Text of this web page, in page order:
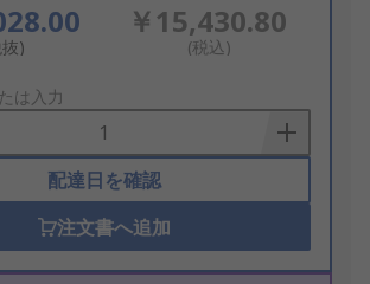
)
￥15,430.80
(税込)
は入力
配達日を確認
注文書へ追加